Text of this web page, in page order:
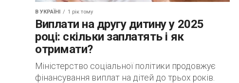
В УКРАЇНІ 1 рік тому
Виплати на другу дитину у 2025
році: скільки заплатять і як
отримати?
Міністерство соціальної політики продовжує
фінансування виплат на дітей до трьох років.